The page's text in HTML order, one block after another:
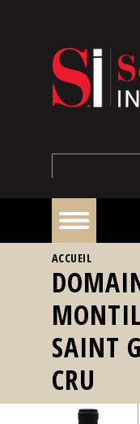
À
la
une
Reportages
Nos
événements
VOUS ÊTES ICI
ACCUEIL
SAINT
CRU